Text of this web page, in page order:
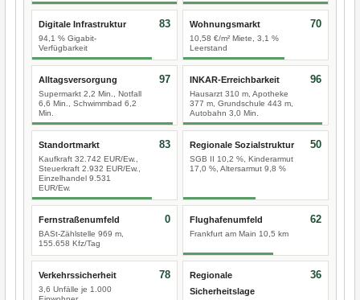
Digitale Infrastruktur
94,1 % Gigabit-
Verfügbarkeit
83 Wohnungsmarkt
10,58 €/m² Miete, 3,1 %
Leerstand
70
Alltagsversorgung
Supermarkt 2,2 Min., Notfall
6,6 Min., Schwimmbad 6,2
Min.
97 INKAR-Erreichbarkeit
Hausarzt 310 m, Apotheke
377 m, Grundschule 443 m,
Autobahn 3,0 Min.
96
Standortmarkt
Kaufkraft 32.742 EUR/Ew.,
Steuerkraft 2.932 EUR/Ew.,
Einzelhandel 9.531
EUR/Ew.
83 Regionale Sozialstruktur
SGB II 10,2 %, Kinderarmut
17,0 %, Altersarmut 9,8 %
50
Fernstraßenumfeld
BASt-Zählstelle 969 m,
155.658 Kfz/Tag
0 Flughafenumfeld
Frankfurt am Main 10,5 km
62
Verkehrssicherheit
3,6 Unfälle je 1.000
78
Regionale
Sicherheitslage
36